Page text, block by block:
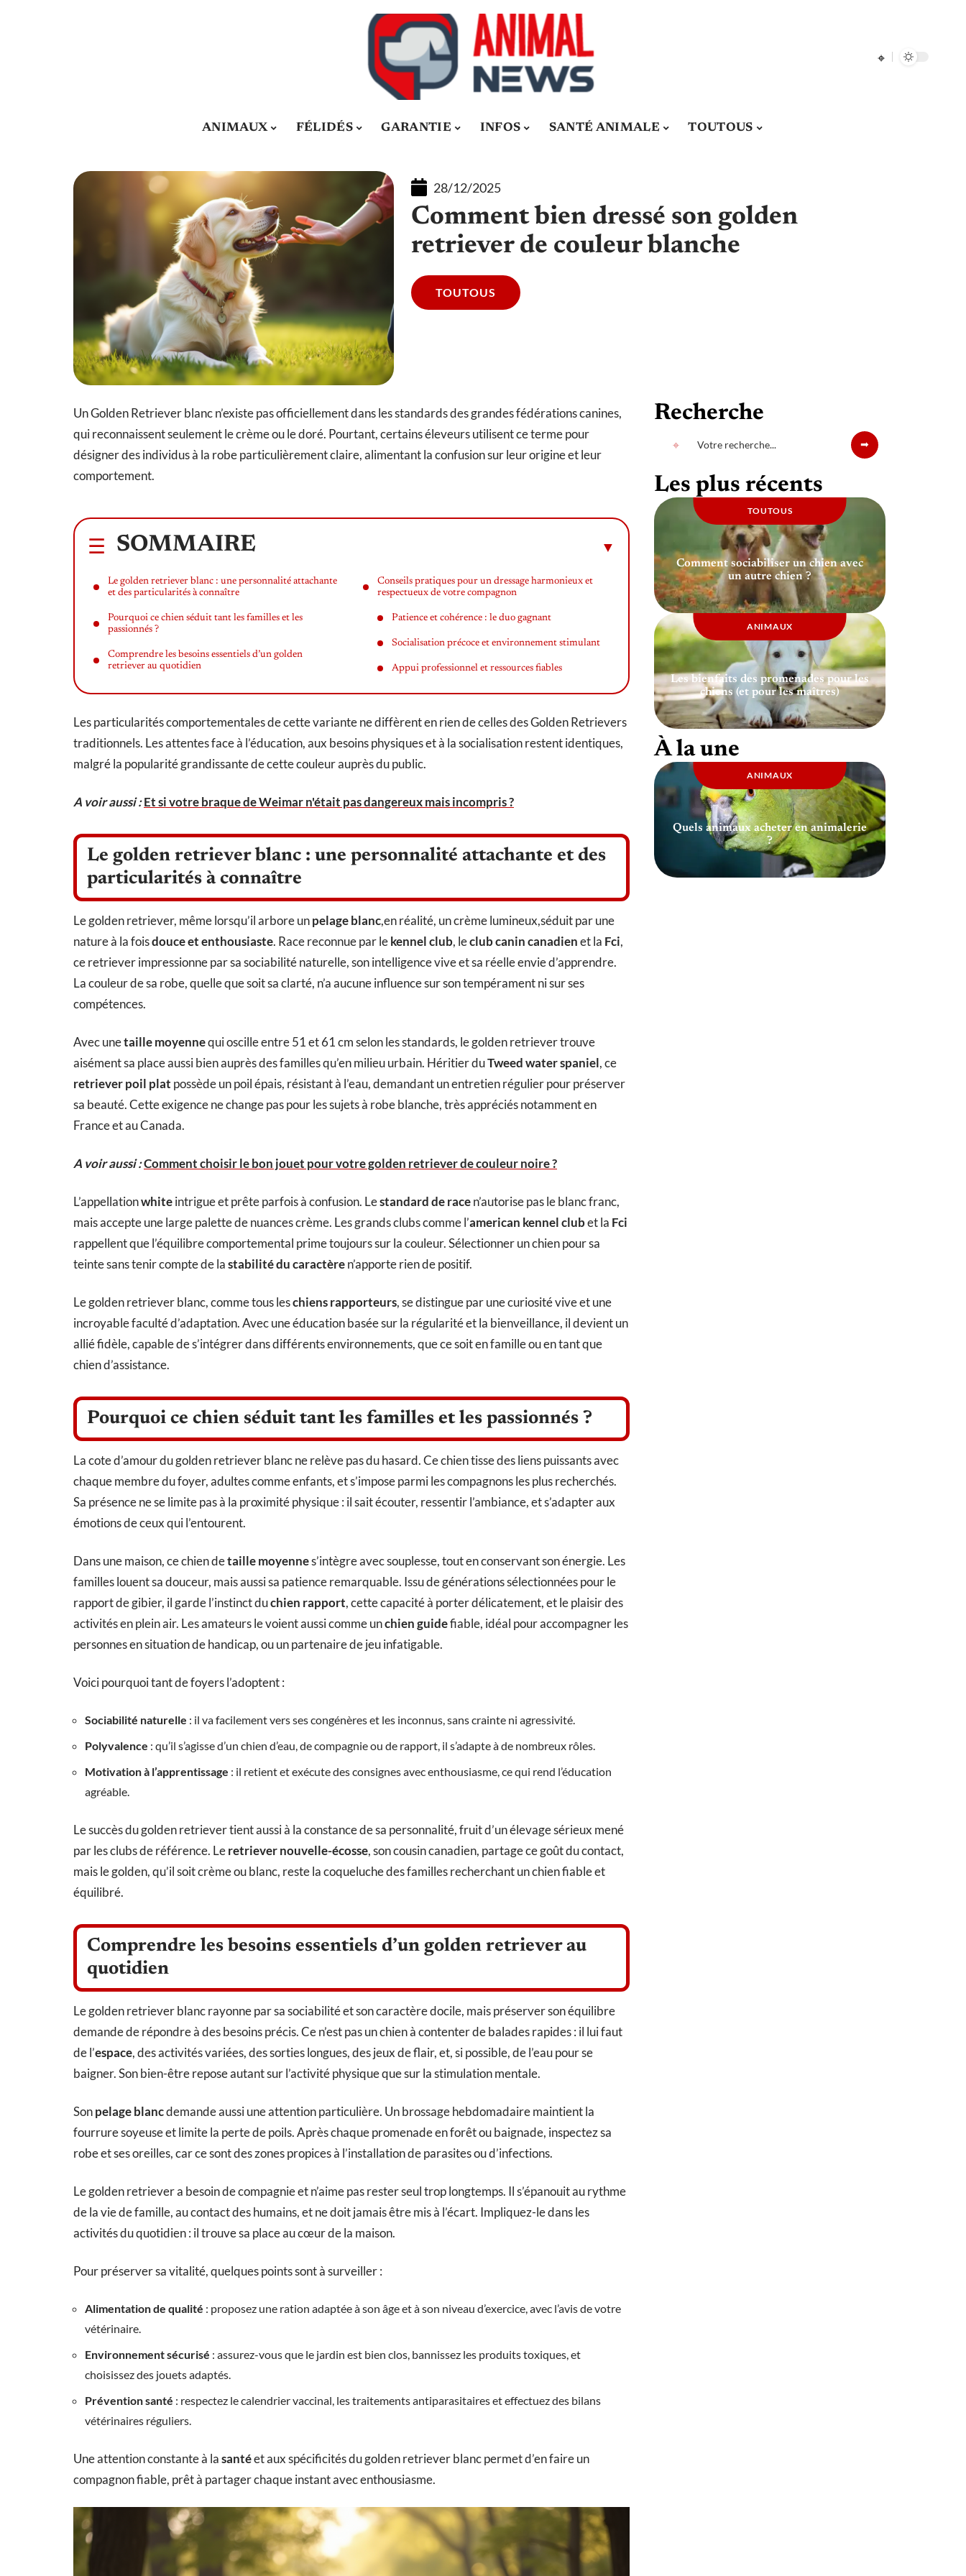
ANIMAUX FÉLIDÉS GARANTIE INFOS SANTÉ ANIMALE TOUTOUS
28/12/2025
Comment bien dressé son golden
retriever de couleur blanche
TOUTOUS
Un Golden Retriever blanc n’existe pas officiellement dans les standards des grandes fédérations canines,
qui reconnaissent seulement le crème ou le doré. Pourtant, certains éleveurs utilisent ce terme pour
désigner des individus à la robe particulièrement claire, alimentant la confusion sur leur origine et leur
comportement.
SOMMAIRE
Le golden retriever blanc : une personnalité attachante
et des particularités à connaître
Pourquoi ce chien séduit tant les familles et les
passionnés ?
Comprendre les besoins essentiels d’un golden
retriever au quotidien
Conseils pratiques pour un dressage harmonieux et
respectueux de votre compagnon
Patience et cohérence : le duo gagnant
Socialisation précoce et environnement stimulant
Appui professionnel et ressources fiables
Les particularités comportementales de cette variante ne diffèrent en rien de celles des Golden Retrievers
traditionnels. Les attentes face à l’éducation, aux besoins physiques et à la socialisation restent identiques,
malgré la popularité grandissante de cette couleur auprès du public.
A voir aussi :Et si votre braque de Weimar n'était pas dangereux mais incompris ?
Le golden retriever blanc : une personnalité attachante et des
particularités à connaître
Le golden retriever, même lorsqu’il arbore unpelage blanc,en réalité, un crème lumineux,séduit par une
nature à la foisdouce et enthousiaste. Race reconnue par lekennel club, leclub canin canadienet la Fci,
ce retriever impressionne par sa sociabilité naturelle, son intelligence vive et sa réelle envie d’apprendre.
La couleur de sa robe, quelle que soit sa clarté, n’a aucune influence sur son tempérament ni sur ses
compétences.
Avec unetaille moyennequi oscille entre 51 et 61 cm selon les standards, le golden retriever trouve
aisément sa place aussi bien auprès des familles qu’en milieu urbain. Héritier duTweed water spaniel, ce
retriever poil plat possède un poil épais, résistant à l’eau, demandant un entretien régulier pour préserver
sa beauté. Cette exigence ne change pas pour les sujets à robe blanche, très appréciés notamment en
France et au Canada.
A voir aussi :Comment choisir le bon jouet pour votre golden retriever de couleur noire ?
L’appellationwhiteintrigue et prête parfois à confusion. Lestandard de racen’autorise pas le blanc franc,
mais accepte une large palette de nuances crème. Les grands clubs comme l’american kennel clubet la Fci
rappellent que l’équilibre comportemental prime toujours sur la couleur. Sélectionner un chien pour sa
teinte sans tenir compte de lastabilité du caractèren’apporte rien de positif.
Le golden retriever blanc, comme tous leschiens rapporteurs, se distingue par une curiosité vive et une
incroyable faculté d’adaptation. Avec une éducation basée sur la régularité et la bienveillance, il devient un
allié fidèle, capable de s’intégrer dans différents environnements, que ce soit en famille ou en tant que
chien d’assistance.
Pourquoi ce chien séduit tant les familles et les passionnés ?
La cote d’amour du golden retriever blanc ne relève pas du hasard. Ce chien tisse des liens puissants avec
chaque membre du foyer, adultes comme enfants, et s’impose parmi les compagnons les plus recherchés.
Sa présence ne se limite pas à la proximité physique : il sait écouter, ressentir l’ambiance, et s’adapter aux
émotions de ceux qui l’entourent.
Dans une maison, ce chien detaille moyennes’intègre avec souplesse, tout en conservant son énergie. Les
familles louent sa douceur, mais aussi sa patience remarquable. Issu de générations sélectionnées pour le
rapport de gibier, il garde l’instinct duchien rapport, cette capacité à porter délicatement, et le plaisir des
activités en plein air. Les amateurs le voient aussi comme unchien guidefiable, idéal pour accompagner les
personnes en situation de handicap, ou un partenaire de jeu infatigable.
Voici pourquoi tant de foyers l’adoptent :
Sociabilité naturelle : il va facilement vers ses congénères et les inconnus, sans crainte ni agressivité.
Polyvalence : qu’il s’agisse d’un chien d’eau, de compagnie ou de rapport, il s’adapte à de nombreux rôles.
Motivation à l’apprentissage : il retient et exécute des consignes avec enthousiasme, ce qui rend l’éducation
agréable.
Le succès du golden retriever tient aussi à la constance de sa personnalité, fruit d’un élevage sérieux mené
par les clubs de référence. Leretriever nouvelle-écosse, son cousin canadien, partage ce goût du contact,
mais le golden, qu’il soit crème ou blanc, reste la coqueluche des familles recherchant un chien fiable et
équilibré.
Comprendre les besoins essentiels d’un golden retriever au
quotidien
Le golden retriever blanc rayonne par sa sociabilité et son caractère docile, mais préserver son équilibre
demande de répondre à des besoins précis. Ce n’est pas un chien à contenter de balades rapides : il lui faut
de l’espace, des activités variées, des sorties longues, des jeux de flair, et, si possible, de l’eau pour se
baigner. Son bien-être repose autant sur l’activité physique que sur la stimulation mentale.
Sonpelage blancdemande aussi une attention particulière. Un brossage hebdomadaire maintient la
fourrure soyeuse et limite la perte de poils. Après chaque promenade en forêt ou baignade, inspectez sa
robe et ses oreilles, car ce sont des zones propices à l’installation de parasites ou d’infections.
Le golden retriever a besoin de compagnie et n’aime pas rester seul trop longtemps. Il s’épanouit au rythme
de la vie de famille, au contact des humains, et ne doit jamais être mis à l’écart. Impliquez-le dans les
activités du quotidien : il trouve sa place au cœur de la maison.
Pour préserver sa vitalité, quelques points sont à surveiller :
Alimentation de qualité : proposez une ration adaptée à son âge et à son niveau d’exercice, avec l’avis de votre
vétérinaire.
Environnement sécurisé : assurez-vous que le jardin est bien clos, bannissez les produits toxiques, et
choisissez des jouets adaptés.
Prévention santé : respectez le calendrier vaccinal, les traitements antiparasitaires et effectuez des bilans
vétérinaires réguliers.
Une attention constante à lasantéet aux spécificités du golden retriever blanc permet d’en faire un
compagnon fiable, prêt à partager chaque instant avec enthousiasme.
Recherche
Les plus récents
TOUTOUS
Comment sociabiliser un chien avec
un autre chien ?
ANIMAUX
Les bienfaits des promenades pour les
chiens (et pour les maîtres)
À la une
ANIMAUX
Quels animaux acheter en animalerie
?